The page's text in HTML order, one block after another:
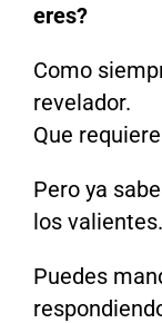
eres?
Como
revelador.
Que
Pero ya
los valientes.
Puedes